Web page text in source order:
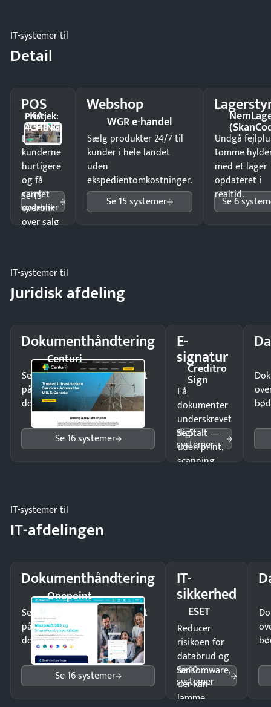
IT-systemer til
Detail
POS
KA-
CHING
Pristjek:
4.548 kr
Ekspedér
kunderne
hurtigere
og få
samlet
overblik
over salg
Se 15
systemer
Webshop
WGR e-handel
Sælg produkter 24/7 til
kunder i hele landet
uden
ekspedientomkostninger.
Se 15 systemer
Undgå
tomme
med et lager
opdateret i
realtid.
Se 6
IT-systemer til
Juridisk afdeling
Dokumenthåndtering
Centuri
Send kontrakter til underskrift
på minutter og mist ingen
dokumenter.
Se 16 systemer
E-
signatur
Creditro
Sign
Få
dokumenter
underskrevet
digitalt —
uden print,
scanning
Se 5
systemer
IT-systemer til
IT-afdelingen
Dokumenthåndtering
Onepoint
Send kontrakter til underskrift
på minutter og mist ingen
dokumenter.
Se 16 systemer
IT-
sikkerhed
ESET
Reducer
risikoen for
databrud og
ransomware,
der kan
lamme
Se 10
systemer